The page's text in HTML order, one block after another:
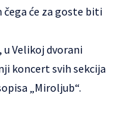
čega će za goste biti
u Velikoj dvorani
koncert svih sekcija
„Miroljub“.